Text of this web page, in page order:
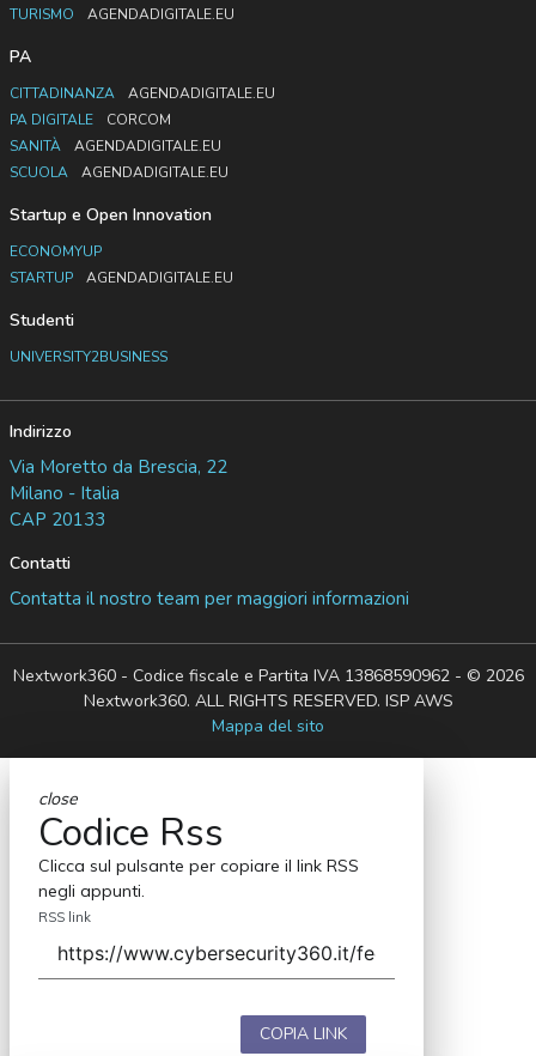
TURISMO
AGENDADIGITALE.EU
PA
CITTADINANZA
AGENDADIGITALE.EU
PA DIGITALE
CORCOM
SANITÀ
AGENDADIGITALE.EU
SCUOLA
AGENDADIGITALE.EU
Startup e Open Innovation
ECONOMYUP
STARTUP
AGENDADIGITALE.EU
Studenti
UNIVERSITY2BUSINESS
Indirizzo
Via Moretto da Brescia, 22
Milano - Italia
CAP 20133
Contatti
Contatta il nostro team per maggiori informazioni
Nextwork360 - Codice fiscale e Partita IVA 13868590962 - © 2026
Nextwork360. ALL RIGHTS RESERVED. ISP AWS
Mappa del sito
close
Codice Rss
Clicca sul pulsante per copiare il link RSS
negli appunti.
RSS link
COPIA LINK